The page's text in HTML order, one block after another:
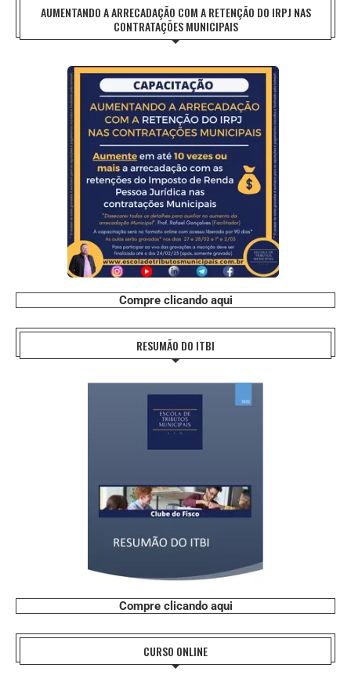
AUMENTANDO A ARRECADAÇÃO COM A RETENÇÃO DO IRPJ NAS
CONTRATAÇÕES MUNICIPAIS
Compre clicando aqui
RESUMÃO DO ITBI
Compre clicando aqui
CURSO ONLINE